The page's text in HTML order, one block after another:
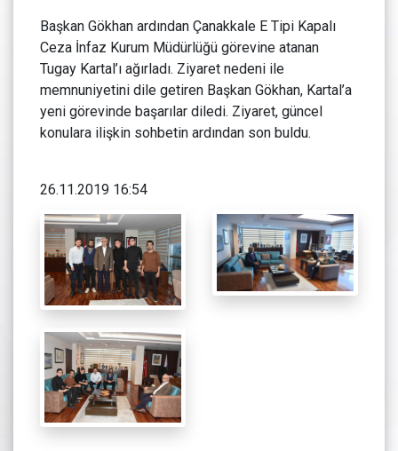
Başkan Gökhan ardından Çanakkale E Tipi Kapalı
Ceza İnfaz Kurum Müdürlüğü görevine atanan
Tugay Kartal’ı ağırladı. Ziyaret nedeni ile
memnuniyetini dile getiren Başkan Gökhan, Kartal’a
yeni görevinde başarılar diledi. Ziyaret, güncel
konulara ilişkin sohbetin ardından son buldu.
26.11.2019 16:54